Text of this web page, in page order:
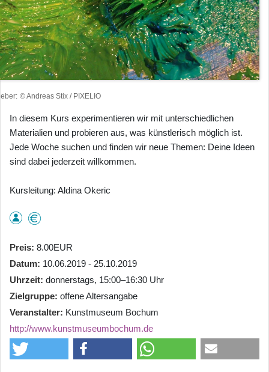
© Andreas Stix / PIXELIO
In diesem Kurs experimentieren wir mit unterschiedlichen
Materialien und probieren aus, was künstlerisch möglich ist.
Jede Woche suchen und finden wir neue Themen: Deine Ideen
sind dabei jederzeit willkommen.
Kursleitung: Aldina Okeric
Preis 8.00EUR
Datum 10.06.2019 - 25.10.2019
Uhrzeit donnerstags, 15:00–16:30 Uhr
Zielgruppe offene Altersangabe
Veranstalter Kunstmuseum Bochum
http://www.kunstmuseumbochum.de